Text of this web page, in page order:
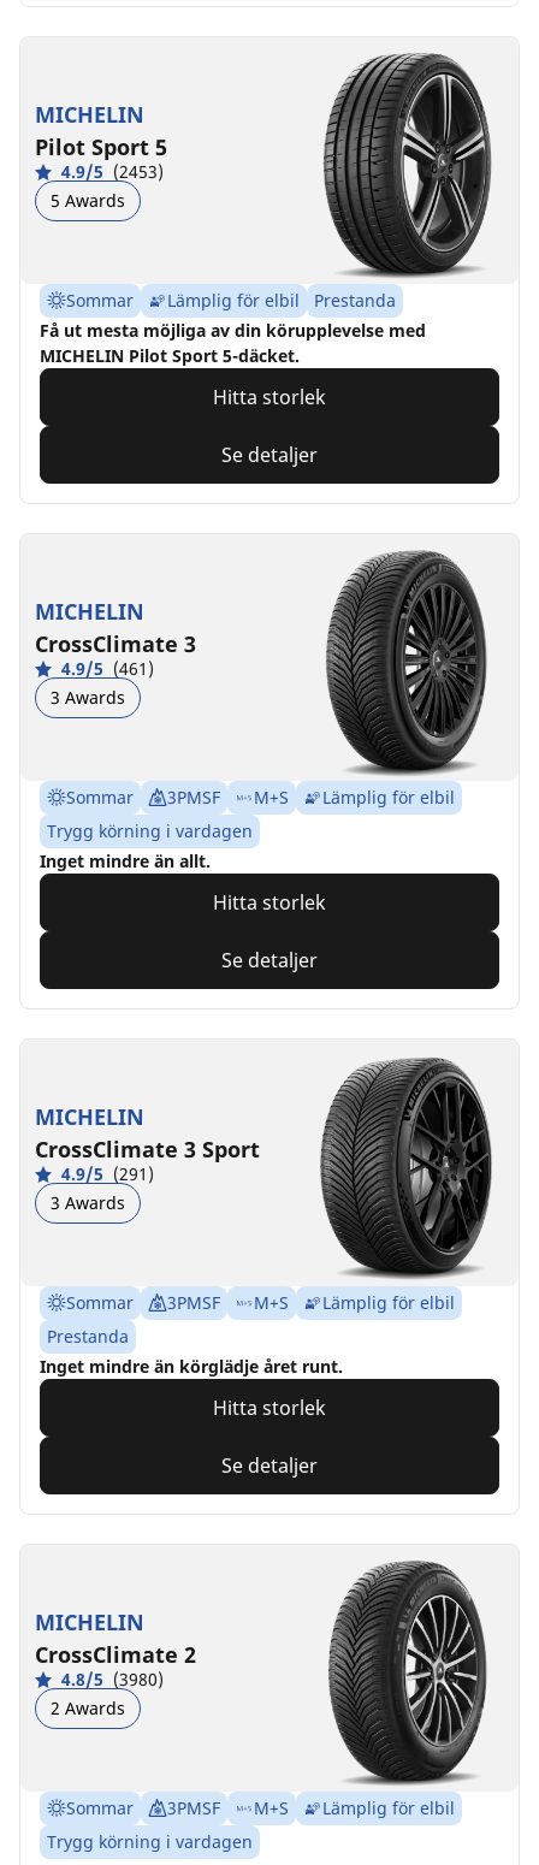
MICHELIN
Pilot Sport 5
4.9/5 (2453)
5 Awards
Sommar Lämplig för elbil
Prestanda
Få ut mesta möjliga av din körupplevelse med
MICHELIN Pilot Sport 5-däcket.
Hitta storlek
Se detaljer
MICHELIN
CrossClimate 3
4.9/5 (461)
3 Awards
Sommar 3PMSF M+S
Lämplig för elbil
Trygg körning i vardagen
Inget mindre än allt.
Hitta storlek
Se detaljer
MICHELIN
CrossClimate 3 Sport
4.9/5 (291)
3 Awards
Sommar 3PMSF M+S
Lämplig för elbil
Prestanda
Inget mindre än körglädje året runt.
Hitta storlek
Se detaljer
MICHELIN
CrossClimate 2
4.8/5 (3980)
2 Awards
Sommar 3PMSF M+S
Lämplig för elbil
Trygg körning i vardagen